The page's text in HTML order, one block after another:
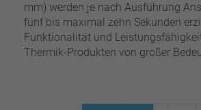
mm) werden je nach Ausführung
fünf bis maximal zehn Sekunden
Funktionalität und
Thermik-Produkten von großer